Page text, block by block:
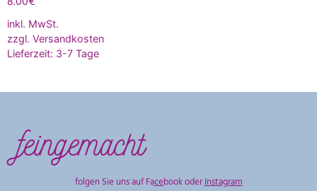
inkl. MwSt.
zzgl. Versandkosten
Lieferzeit: 3-7 Tage
feingemacht
folgen Sie uns aufFacebookoderInstagram